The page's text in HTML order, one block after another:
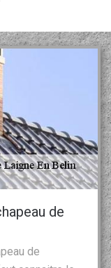
de
de